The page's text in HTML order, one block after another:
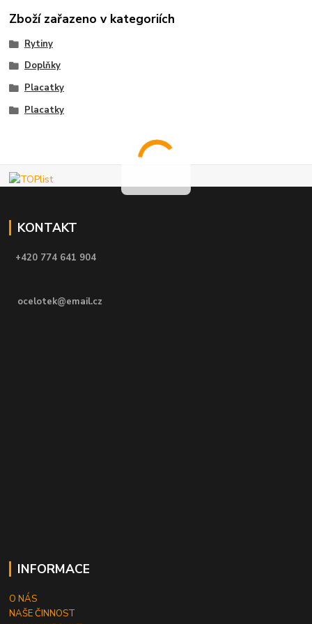
Zboží zařazeno v kategoriích
Rytiny
Doplňky
Placatky
Placatky
KONTAKT
+420 774 641 904
ocelotek@email.cz
INFORMACE
O NÁS
NAŠE ČINNOST